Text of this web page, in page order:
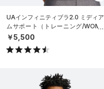
UAインフィニティブラ2.0 ミディア
ムサポート（トレーニング/WOME
N）
￥5,500